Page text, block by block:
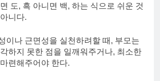
도, 흑 아니면 백, 하는 식으로 쉬운 것
니다.
이나 근면성을 실천하려할 때, 부모는
하지 못한 점을 일깨워주거나, 최소한
련해주어야 한다.